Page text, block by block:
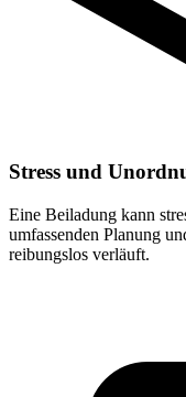
Stress und
Eine Beiladung kann
umfassenden Planung
reibungslos verläuft.